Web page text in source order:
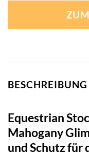
BESCHREIBUNG
Equestrian
Mahogany
und Schutz für